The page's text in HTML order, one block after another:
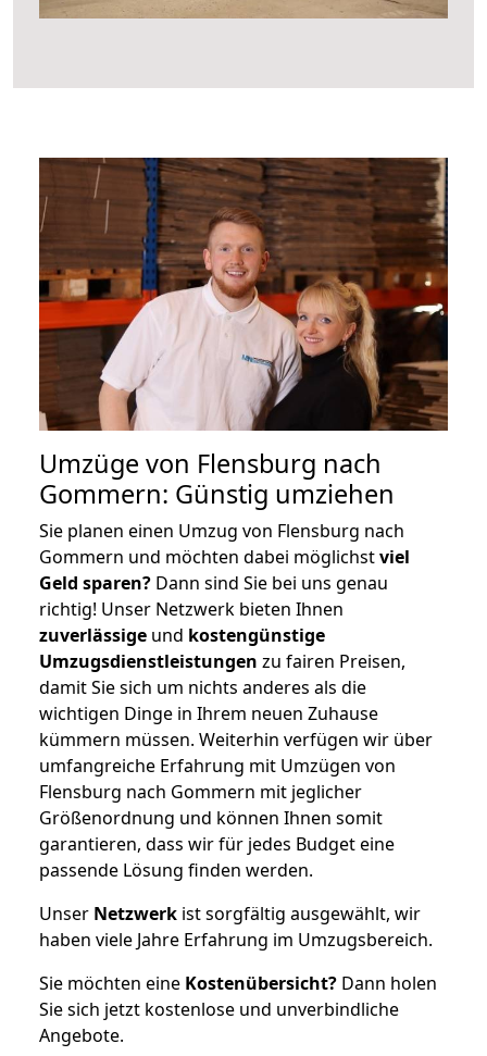
Umzüge von Flensburg nach
Gommern: Günstig umziehen
Sie planen einen Umzug von Flensburg nach
Gommern und möchten dabei möglichstviel
Geld sparen? Dann sind Sie bei uns genau
richtig! Unser Netzwerk bieten Ihnen
zuverlässige und kostengünstige
Umzugsdienstleistungen zu fairen Preisen,
damit Sie sich um nichts anderes als die
wichtigen Dinge in Ihrem neuen Zuhause
kümmern müssen. Weiterhin verfügen wir über
umfangreiche Erfahrung mit Umzügen von
Flensburg nach Gommern mit jeglicher
Größenordnung und können Ihnen somit
garantieren, dass wir für jedes Budget eine
passende Lösung finden werden.
Unser Netzwerk ist sorgfältig ausgewählt, wir
haben viele Jahre Erfahrung im Umzugsbereich.
Sie möchten eine Kostenübersicht? Dann holen
Sie sich jetzt kostenlose und unverbindliche
Angebote.